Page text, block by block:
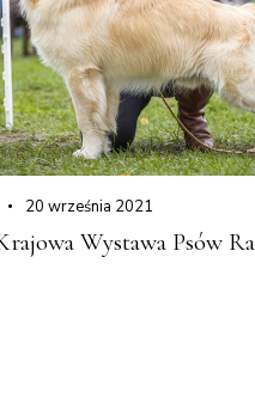
20 września 2021
Wystawa Psów